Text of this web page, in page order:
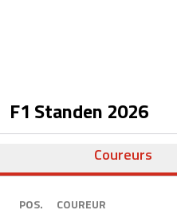
F1 Standen 2026
Coureurs
POS. COUREUR